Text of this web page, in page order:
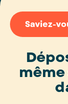
Saviez-